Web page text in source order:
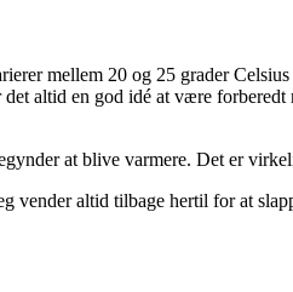
mellem 20 og 25 grader
altid en god idé at være
at blive varmere. Det er
altid tilbage hertil for at